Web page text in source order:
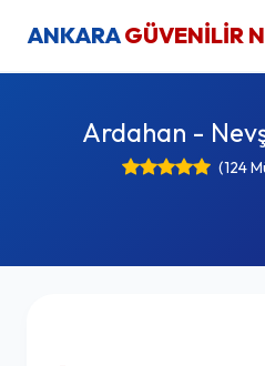
ANKARAGÜVENİLİR
Ardahan -
(124